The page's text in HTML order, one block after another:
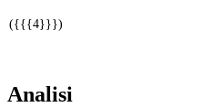
({{{4}}})
Analisi